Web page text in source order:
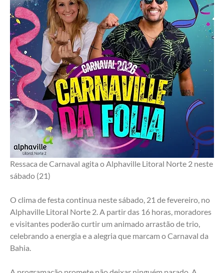
Ressaca de Carnaval agita o Alphaville Litoral Norte 2 neste
sábado (21)
O clima de festa continua neste sábado, 21 de fevereiro, no
Alphaville Litoral Norte 2. A partir das 16 horas, moradores
e visitantes poderão curtir um animado arrastão de trio,
celebrando a energia e a alegria que marcam o Carnaval da
Bahia.